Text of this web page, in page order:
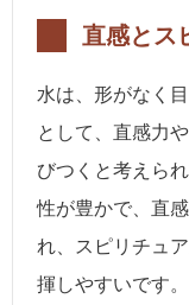
直感とス
水は、形がなく
として、直感力
びつくと考えら
性が豊かで、直
れ、スピリチュ
揮しやすいです。